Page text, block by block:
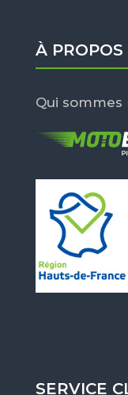
À PROPOS
Qui sommes
SERVICE